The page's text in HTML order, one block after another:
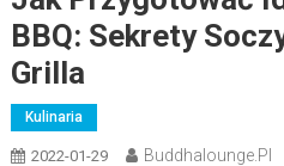
BBQ: Sekrety
Grilla
Kulinaria
2022-01-29 Buddhalounge.pl